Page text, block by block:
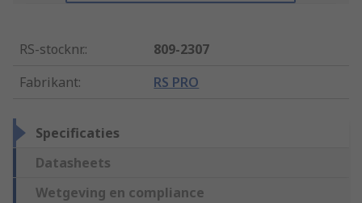
RS-stocknr.:
809-2307
Fabrikant: RS PRO
Specificaties
Datasheets
Wetgeving en compliance